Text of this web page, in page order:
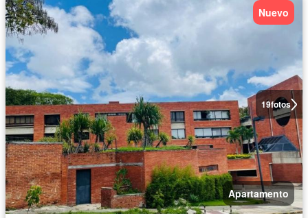
19fotos
Nuevo
Apartamento